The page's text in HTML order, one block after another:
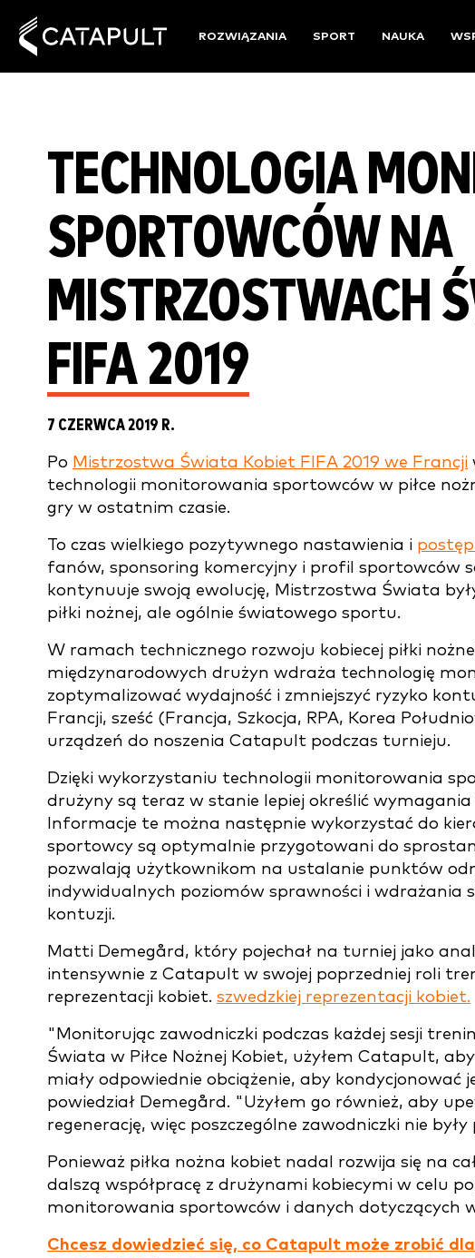
ROZWIĄZANIA SPORT NAUKA
TECHNOLOGIA
SPORTOWCÓW NA
MISTRZOSTWACH
FIFA 2019
7 CZERWCA 2019 R.
Po Mistrzostwa Świata Kobiet FIFA 2019 we Francji
technologii monitorowania sportowców w piłce
gry w ostatnim czasie.
To czas wielkiego pozytywnego nastawienia i
fanów, sponsoring komercyjny i profil sportowców
kontynuuje swoją ewolucję, Mistrzostwa Świata
piłki nożnej, ale ogólnie światowego sportu.
W ramach technicznego rozwoju kobiecej piłki
międzynarodowych drużyn wdraża technologię
zoptymalizować wydajność i zmniejszyć ryzyko
Francji, sześć (Francja, Szkocja, RPA, Korea
urządzeń do noszenia Catapult podczas turnieju.
Dzięki wykorzystaniu technologii monitorowania
drużyny są teraz w stanie lepiej określić
Informacje te można następnie wykorzystać do
sportowcy są optymalnie przygotowani do
pozwalają użytkownikom na ustalanie punktów
indywidualnych poziomów sprawności i wdrażania
kontuzji.
Matti Demegård, który pojechał na turniej jako
intensywnie z Catapult w swojej poprzedniej roli
reprezentacji kobiet. szwedzkiej reprezentacji kobiet.
"Monitorując zawodniczki podczas każdej sesji
Świata w Piłce Nożnej Kobiet, użyłem Catapult,
miały odpowiednie obciążenie, aby kondycjonować
powiedział Demegård. "Użyłem go również, aby
regenerację, więc poszczególne zawodniczki nie
Ponieważ piłka nożna kobiet nadal rozwija się na
dalszą współpracę z drużynami kobiecymi w celu
monitorowania sportowców i danych dotyczących
Chcesz dowiedzieć się, co Catapult może zrobić